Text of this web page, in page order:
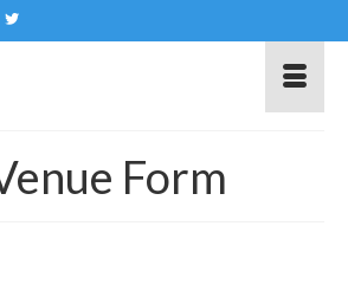
Form